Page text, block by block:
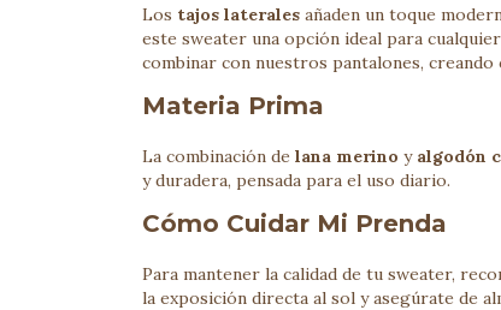
Los tajos laterales añaden un toque
este sweater una opción ideal para
combinar con nuestros pantalones,
Materia Prima
La combinación de lana merino y algodón
y duradera, pensada para el uso diario.
Cómo Cuidar Mi Prenda
Para mantener la calidad de tu sweater,
la exposición directa al sol y asegúrate de